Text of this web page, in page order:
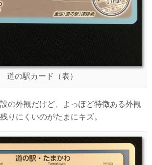
道の駅カード（表）
の外観だけど、よっぽど特徴ある外観
りにくいのがたまにキズ。